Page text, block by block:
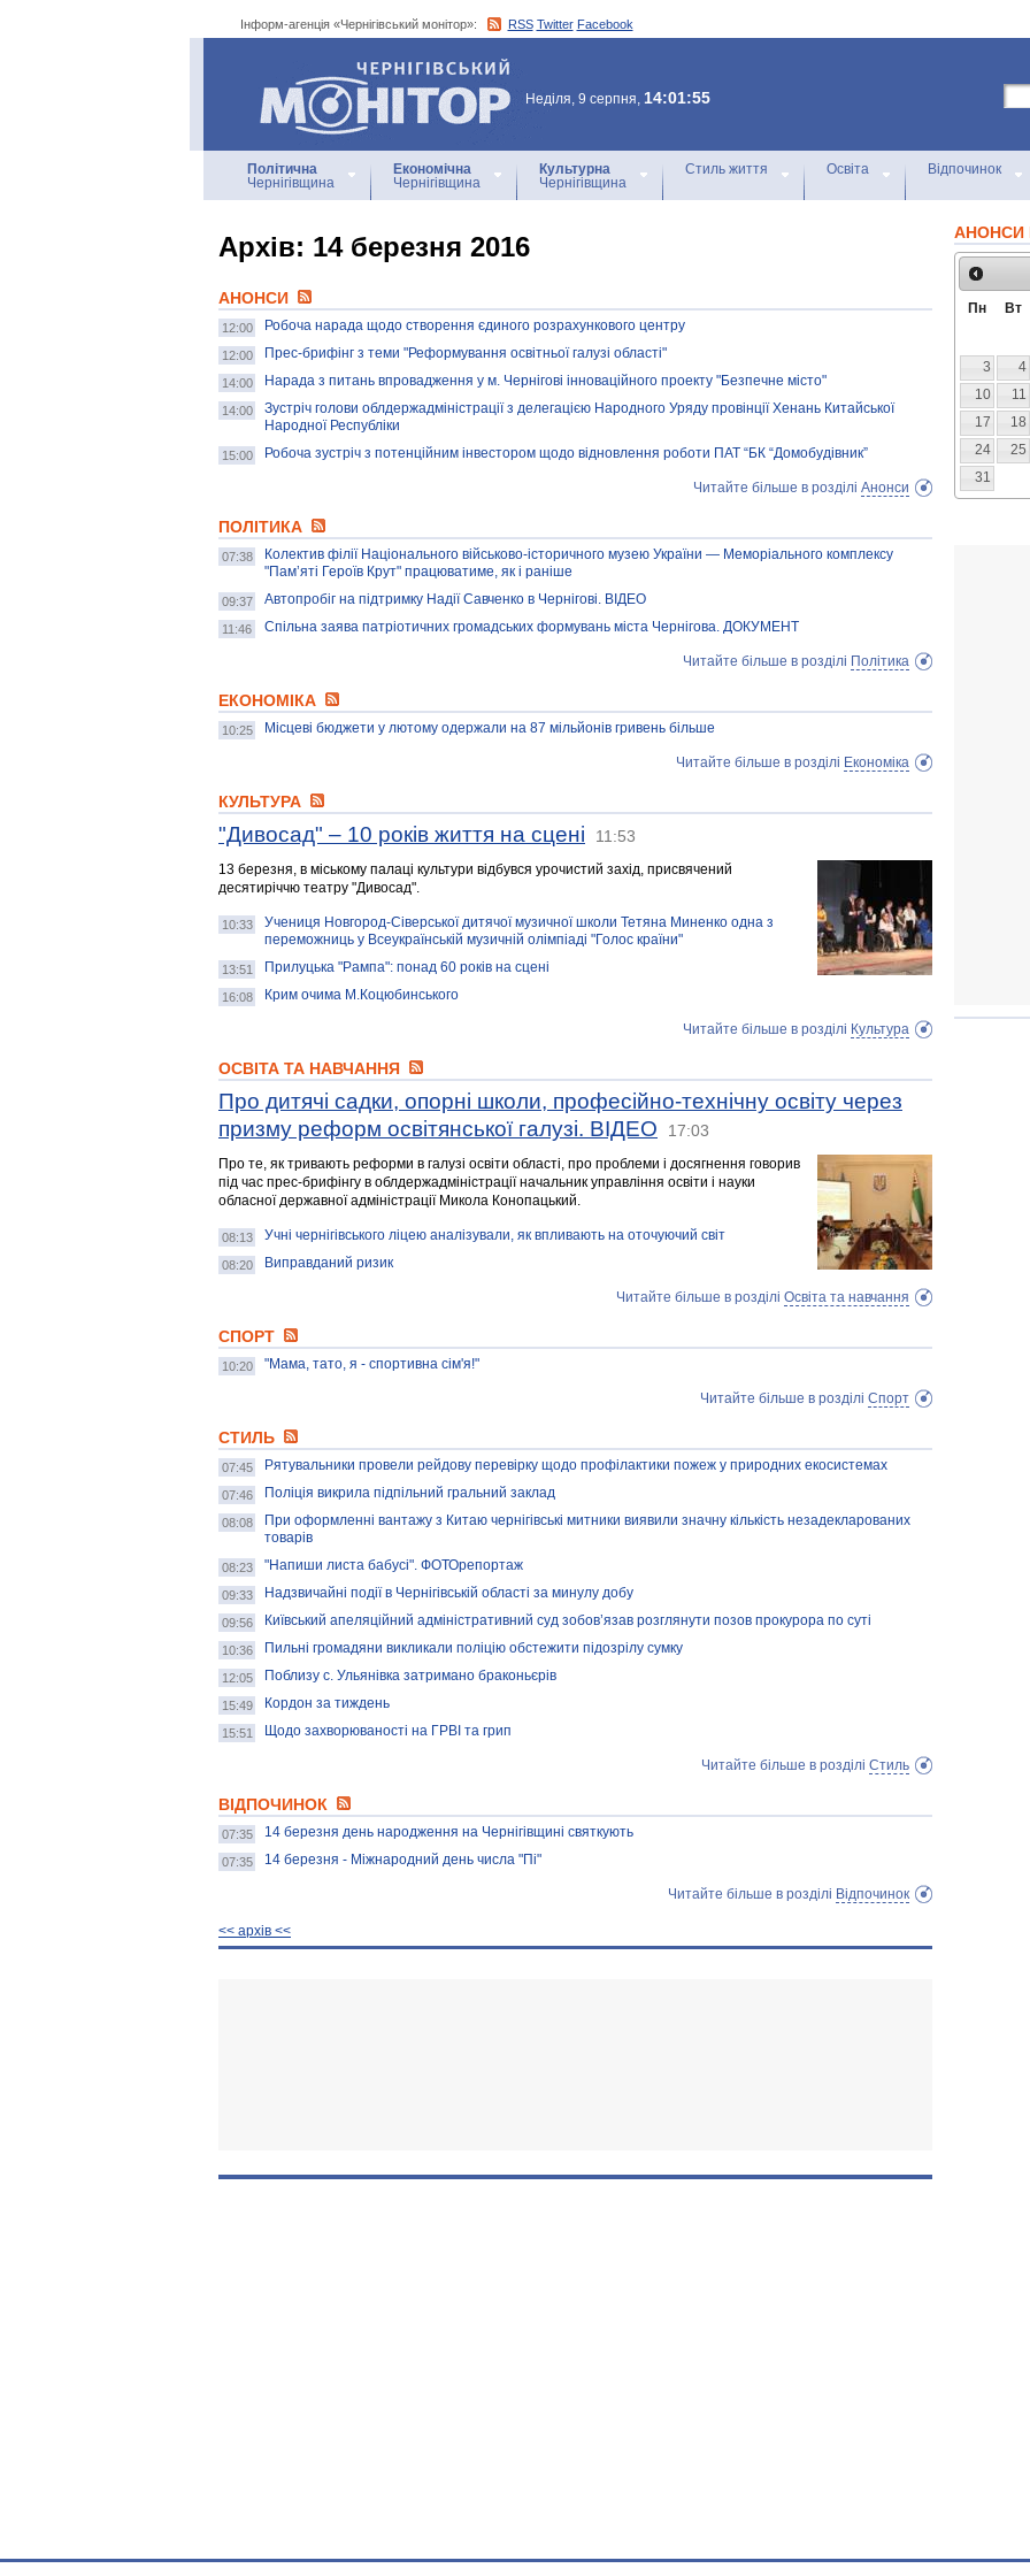
Інформ-агенція «Чернігівський монітор»: RSS Twitter Facebook
Інформ-агенція
«Чернігівський монітор»
Неділя, 9 серпня, 14:01:55
Політична
Чернігівщина
Економічна
Чернігівщина
Культурна
Чернігівщина
Стиль життя Освіта Відпочинок
Архiв: 14 березня 2016
АНОНСИ
12:00 Робоча нарада щодо створення єдиного розрахункового центру
12:00 Прес-брифінг з теми "Реформування освітньої галузі області"
14:00 Нарада з питань впровадження у м. Чернігові інноваційного проекту "Безпечне місто"
14:00
Зустріч голови облдержадміністрації з делегацією Народного Уряду провінції Хенань Китайської
Народної Республіки
15:00 Робоча зустріч з потенційним інвестором щодо відновлення роботи ПАТ “БК “Домобудівник”
Читайте більше в розділі Анонси
ПОЛІТИКА
07:38
Колектив філії Національного військово-історичного музею України — Меморіального комплексу
"Пам’яті Героїв Крут" працюватиме, як і раніше
09:37 Автопробіг на підтримку Надії Савченко в Чернігові. ВІДЕО
11:46 Спільна заява патріотичних громадських формувань міста Чернігова. ДОКУМЕНТ
Читайте більше в розділі Політика
ЕКОНОМІКА
10:25 Місцеві бюджети у лютому одержали на 87 мільйонів гривень більше
Читайте більше в розділі Економіка
КУЛЬТУРА
"Дивосад" – 10 років життя на сцені 11:53
13 березня, в міському палаці культури відбувся урочистий захід, присвячений
десятиріччю театру "Дивосад".
10:33
Учениця Новгород-Сіверської дитячої музичної школи Тетяна Миненко одна з
переможниць у Всеукраїнській музичній олімпіаді "Голос країни"
13:51 Прилуцька "Рампа": понад 60 років на сцені
16:08 Крим очима М.Коцюбинського
Читайте більше в розділі Культура
ОСВІТА ТА НАВЧАННЯ
Про дитячі садки, опорні школи, професійно-технічну освіту через
призму реформ освітянської галузі. ВІДЕО
17:03
Про те, як тривають реформи в галузі освіти області, про проблеми і досягнення говорив
під час прес-брифінгу в облдержадміністрації начальник управління освіти і науки
обласної державної адміністрації Микола Конопацький.
08:13 Учні чернігівського ліцею аналізували, як впливають на оточуючий світ
08:20 Виправданий ризик
Читайте більше в розділі Освіта та навчання
СПОРТ
10:20 "Мама, тато, я - спортивна сім'я!"
Читайте більше в розділі Спорт
СТИЛЬ
07:45 Рятувальники провели рейдову перевірку щодо профілактики пожеж у природних екосистемах
07:46 Поліція викрила підпільний гральний заклад
08:08
При оформленні вантажу з Китаю чернігівські митники виявили значну кількість незадекларованих
товарів
08:23 "Напиши листа бабусі". ФОТОрепортаж
09:33 Надзвичайні події в Чернігівській області за минулу добу
09:56 Київський апеляційний адміністративний суд зобов’язав розглянути позов прокурора по суті
10:36 Пильні громадяни викликали поліцію обстежити підозрілу сумку
12:05 Поблизу с. Ульянівка затримано браконьєрів
15:49 Кордон за тиждень
15:51 Щодо захворюваності на ГРВІ та грип
Читайте більше в розділі Стиль
ВІДПОЧИНОК
07:35 14 березня день народження на Чернігівщині святкують
07:35 14 березня - Міжнародний день числа "Пі"
Читайте більше в розділі Відпочинок
<< архiв <<
АНОНСИ
Пн Вт
3
4
10
11
17
18
24
25
31